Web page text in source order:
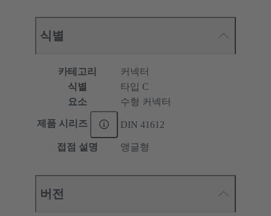
식별
카테고리
커넥터
식별
타입 C
요소
수형 커넥터
제품 시리즈 DIN 41612
접점 설명 앵글형
버전